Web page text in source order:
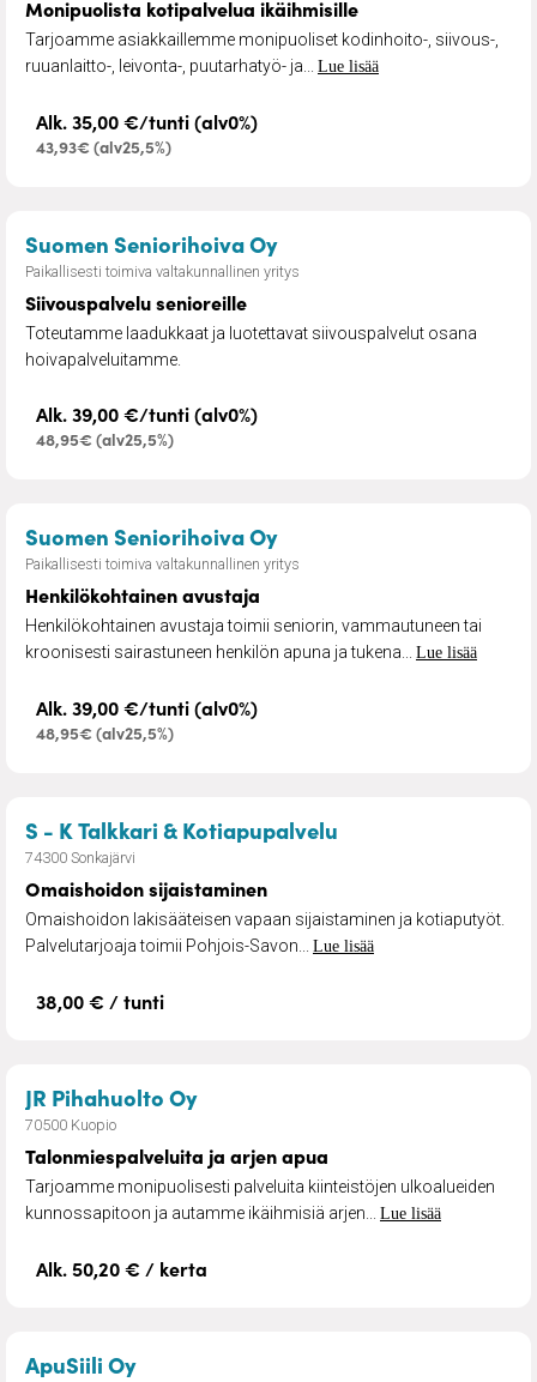
Monipuolista kotipalvelua ikäihmisille
Tarjoamme asiakkaillemme monipuoliset kodinhoito-, siivous-,
ruuanlaitto-, leivonta-, puutarhatyö- ja... Lue lisää
Alk. 35,00 €/tunti (alv0%)
43,93€ (alv25,5%)
Suomen Seniorihoiva Oy– Siivouspalvelu
Paikallisesti toimiva valtakunnallinen yritys
Siivouspalvelu senioreille
Toteutamme laadukkaat ja luotettavat siivouspalvelut osana
hoivapalveluitamme.
Alk. 39,00 €/tunti (alv0%)
48,95€ (alv25,5%)
Suomen Seniorihoiva Oy– Henkilökohtainen
Paikallisesti toimiva valtakunnallinen yritys
Henkilökohtainen avustaja
Henkilökohtainen avustaja toimii seniorin, vammautuneen tai
kroonisesti sairastuneen henkilön apuna ja tukena... Lue lisää
Alk. 39,00 €/tunti (alv0%)
48,95€ (alv25,5%)
S - K Talkkari & Kotiapupalvelu
74300 Sonkajärvi
Omaishoidon sijaistaminen
Omaishoidon lakisääteisen vapaan sijaistaminen ja kotiaputyöt.
Palvelutarjoaja toimii Pohjois-Savon... Lue lisää
38,00 € / tunti
JR Pihahuolto Oy– Talonmiespalveluita ja arjen
70500 Kuopio
Talonmiespalveluita ja arjen apua
Tarjoamme monipuolisesti palveluita kiinteistöjen ulkoalueiden
kunnossapitoon ja autamme ikäihmisiä arjen... Lue lisää
Alk. 50,20 € / kerta
ApuSiili Oy– Lumityöt ja hiekoitukset